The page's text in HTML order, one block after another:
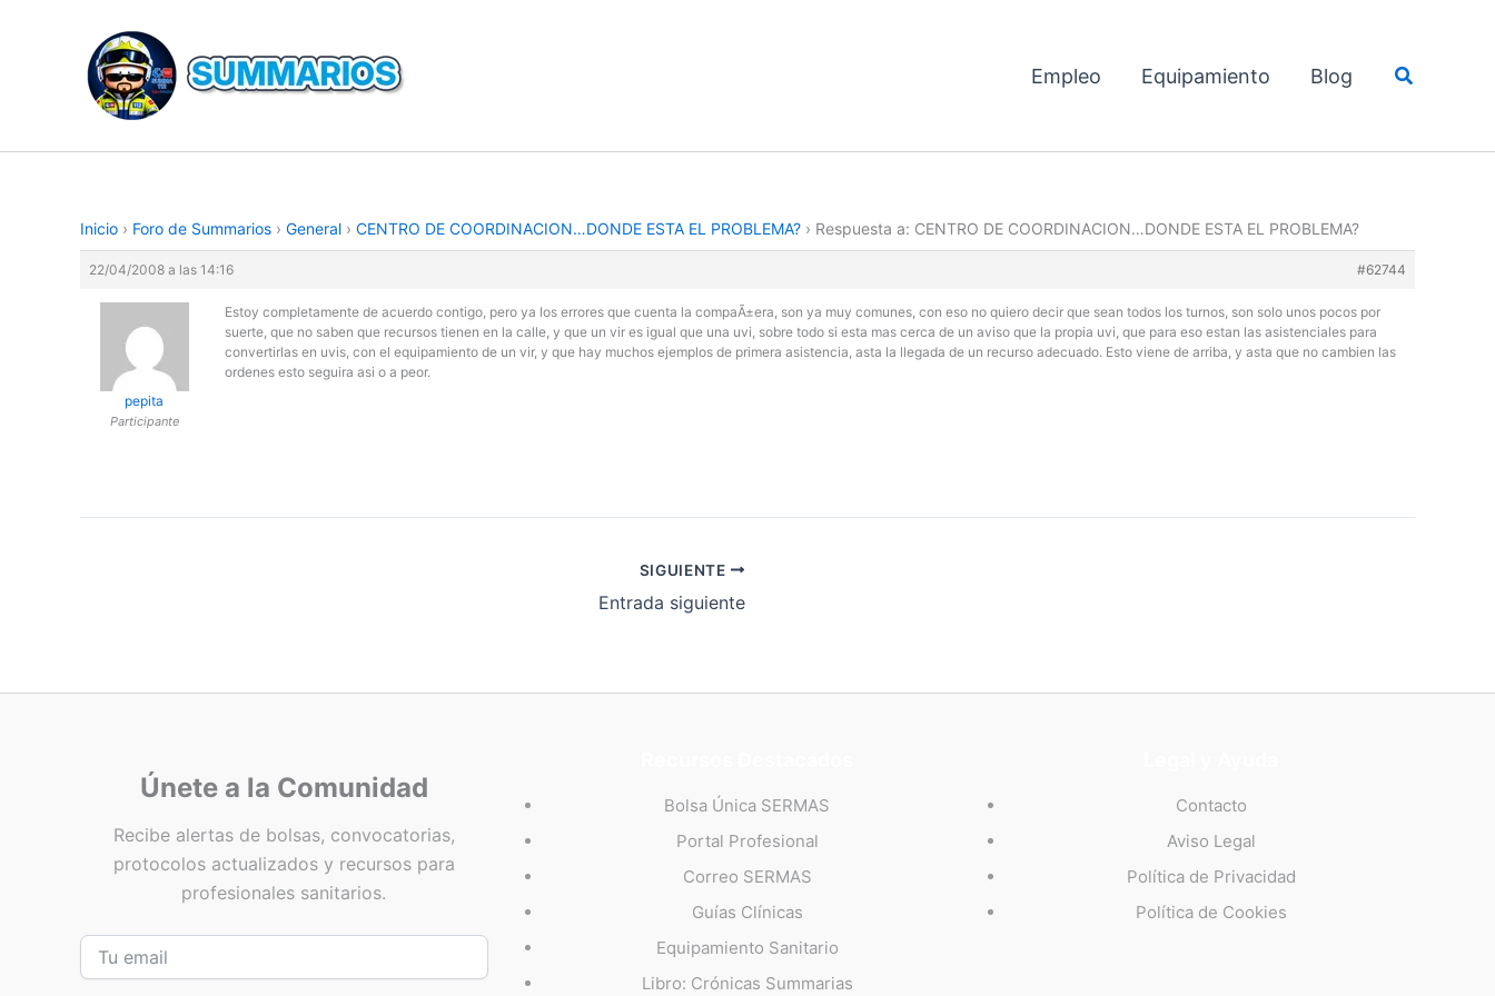
contenido
Empleo Equipamiento Blog Buscar
Inicio › Foro de Summarios › General › CENTRO DE COORDINACION…DONDE ESTA EL PROBLEMA? › Respuesta a: CENTRO DE COORDINACION…DONDE ESTA EL PROBLEMA?
22/04/2008 a las 14:16 #62744
pepita
Participante
Estoy completamente de acuerdo contigo, pero ya los errores que cuenta la compaÃ±era, son ya muy comunes, con eso no quiero decir que sean todos los turnos, son solo unos pocos por
suerte, que no saben que recursos tienen en la calle, y que un vir es igual que una uvi, sobre todo si esta mas cerca de un aviso que la propia uvi, que para eso estan las asistenciales para
convertirlas en uvis, con el equipamiento de un vir, y que hay muchos ejemplos de primera asistencia, asta la llegada de un recurso adecuado. Esto viene de arriba, y asta que no cambien las
ordenes esto seguira asi o a peor.
SIGUIENTE
Entrada siguiente
Únete a la Comunidad
Recibe alertas de bolsas, convocatorias,
protocolos actualizados y recursos para
profesionales sanitarios.
Bolsa Única SERMAS
Portal Profesional
Correo SERMAS
Guías Clínicas
Equipamiento Sanitario
Libro: Crónicas Summarias
Contacto
Aviso Legal
Política de Privacidad
Política de Cookies